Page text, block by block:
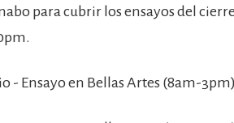
para cubrir los ensayos del
- Ensayo en Bellas Artes (8am-3pm)